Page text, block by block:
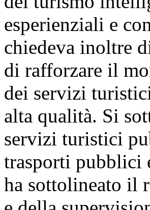
esperienziali e
chiedeva inoltre
di rafforzare il
dei servizi
alta qualità. Si
servizi turistici
trasporti pubblici
ha sottolineato il